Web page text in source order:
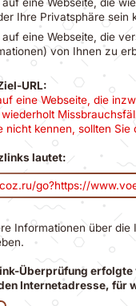
Ihre Privatsphäre sein
eine Webseite, die
von Ihnen zu
URL:
eine Webseite, die
nicht kennen, sollten
lautet:
go?https://
Informationen über
Überprüfung erfolgte
Internetadresse, für